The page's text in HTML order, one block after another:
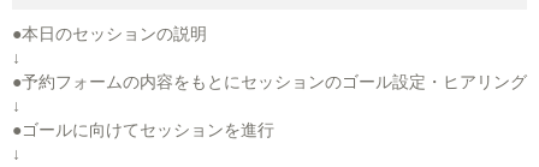
●本日のセッションの説明
↓
●予約フォームの内容をもとにセッションのゴール設定・ヒアリング
↓
●ゴールに向けてセッションを進行
↓